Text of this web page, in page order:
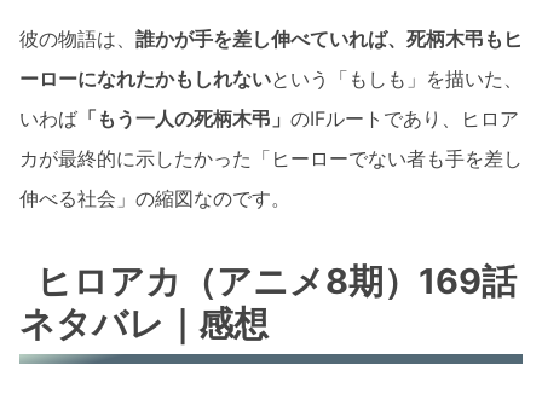
彼の物語は、 誰かが手を差し伸べていれば、死柄木弔もヒ
ーローになれたかもしれないという「もしも」を描いた、
いわば 「もう一人の死柄木弔」 のIFルートであり、ヒロア
カが最終的に示したかった「ヒーローでない者も手を差し
伸べる社会」の縮図なのです。
ヒロアカ（アニメ8期）169話
ネタバレ｜感想